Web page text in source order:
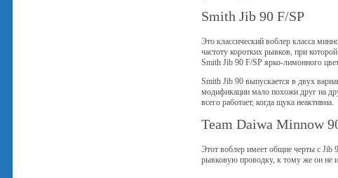
Smith Jib 90 F/SP
Это классический воблер класса
частоту коротких рывков, при
Smith Jib 90 F/SP ярко-лимонного
Smith Jib 90 выпускается в двух
модификации мало похожи друг на
всего работает, когда щука неактивна.
Team Daiwa Minnow
Этот воблер имеет общие черты с Jib
рывковую проводку, к тому же он не